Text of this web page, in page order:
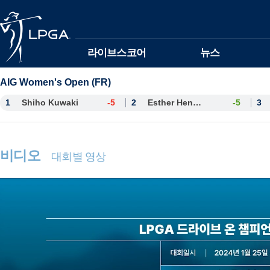
라이브스코어 뉴스
AIG Women's Open (FR)
1 Shiho Kuwaki -5 2 Esther Henseleit -5 3
비디오 대회별 영상